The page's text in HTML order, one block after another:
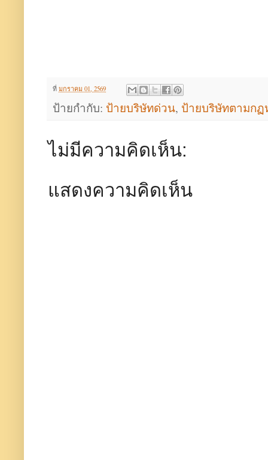
ที่ มกราคม 01, 2569
ป้ายกำกับ: ป้ายบริษัทด่วน, ป้ายบริษัทตามกฏ
ไม่มีความคิดเห็น:
แสดงความคิดเห็น